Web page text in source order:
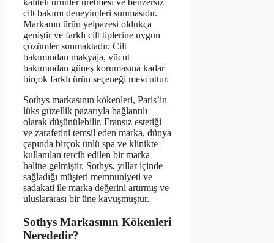
cilt bakımı deneyimleri sunmasıdır.
Markanın ürün yelpazesi oldukça
geniştir ve farklı cilt tiplerine uygun
çözümler sunmaktadır. Cilt
bakımından makyaja, vücut
bakımından güneş korumasına kadar
birçok farklı ürün seçeneği mevcuttur.
Sothys markasının kökenleri, Paris’in
lüks güzellik pazarıyla bağlantılı
olarak düşünülebilir. Fransız estetiği
ve zarafetini temsil eden marka, dünya
çapında birçok ünlü spa ve klinikte
kullanılan tercih edilen bir marka
haline gelmiştir. Sothys, yıllar içinde
sağladığı müşteri memnuniyeti ve
sadakati ile marka değerini artırmış ve
uluslararası bir üne kavuşmuştur.
Sothys Markasının Kökenleri
Nerededir?